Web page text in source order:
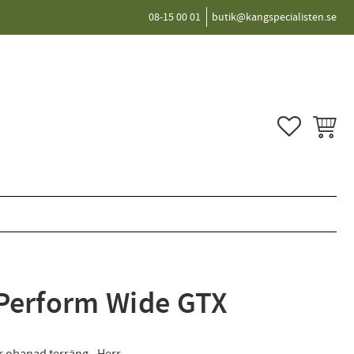
08-15 00 01 butik@kangspecialisten.se
FAVORITER
Wide GTX